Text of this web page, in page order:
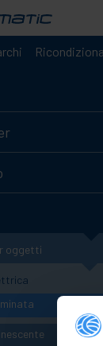
oggetti
Orario